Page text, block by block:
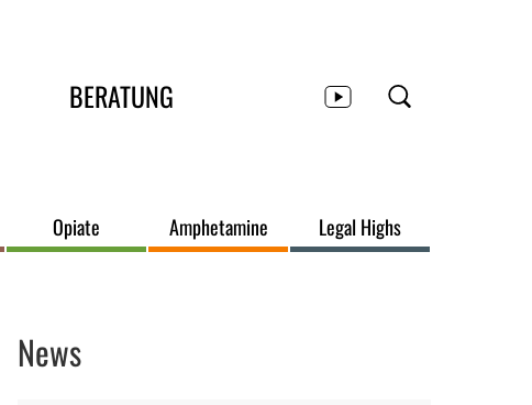
BERATUNG
Opiate Amphetamine Legal Highs
News